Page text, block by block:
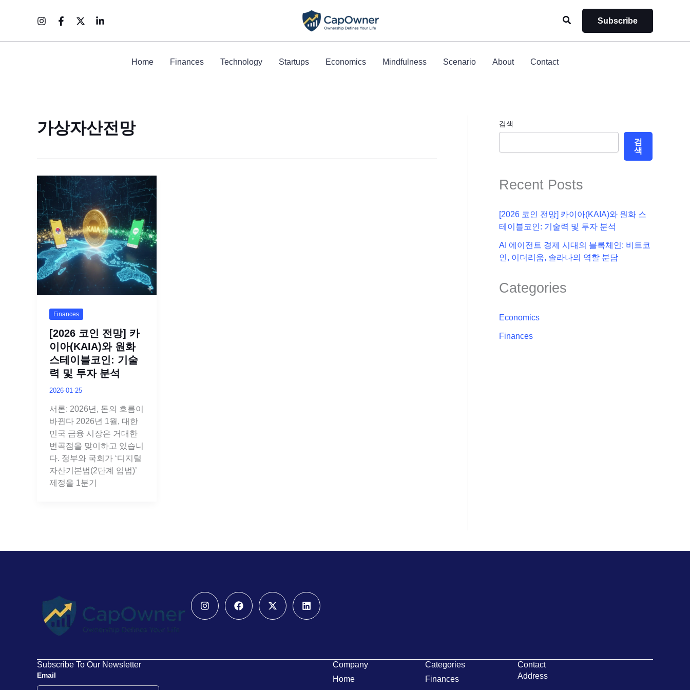
로
검
Subscribe
Home Finances Technology Startups Economics Mindfulness Scenario About Contact
가상자산전망
Finances
[2026 코인 전망] 카
이아(KAIA)와 원화
스테이블코인: 기술
력 및 투자 분석
2026-01-25
서론: 2026년, 돈의 흐름이
바뀐다 2026년 1월, 대한
민국 금융 시장은 거대한
변곡점을 맞이하고 있습니
다. 정부와 국회가 ‘디지털
자산기본법(2단계 입법)’
제정을 1분기
검색
검
색
Recent Posts
[2026 코인 전망] 카이아(KAIA)와 원화 스
테이블코인: 기술력 및 투자 분석
AI 에이전트 경제 시대의 블록체인: 비트코
인, 이더리움, 솔라나의 역할 분담
Categories
Economics
Finances
InstagramFacebook
X-
twitter
Linkedin
Subscribe To Our Newsletter
Email
Company
Home
Categories
Finances
Contact
Address